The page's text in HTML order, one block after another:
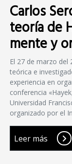
Carlos
teoría de
mente y
El 27 de marzo del
teórica e
experiencia en
conferencia
Universidad
organizado por el
Leer más